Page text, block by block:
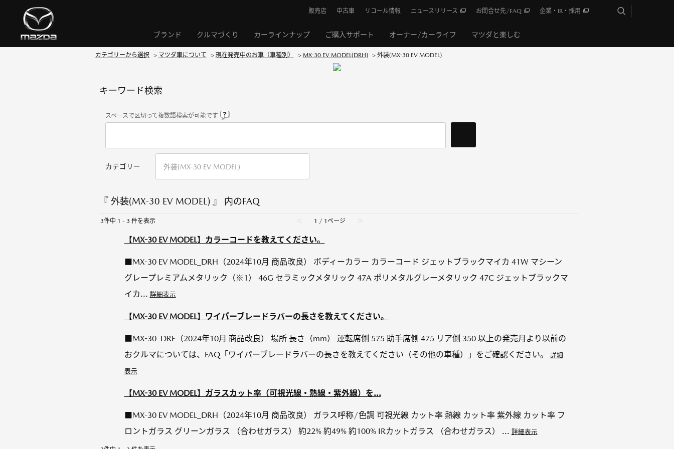
ブランド クルマづくり カーラインナップ ご購入サポート オーナー/カーライフ マツダと楽しむ
販売店 中古車 リコール情報 ニュースリリース お問合せ先/FAQ 企業・IR・採用
カテゴリーから選択 > マツダ車について > 現在発売中のお車（車種別） > MX-30 EV MODEL(DRH) > 外装(MX-30 EV MODEL)
キーワード検索
スペースで区切って複数語検索が可能です
カテゴリー
『 外装(MX-30 EV MODEL) 』 内のFAQ
3件中 1 - 3 件を表示 1 / 1ページ
【MX-30 EV MODEL】カラーコードを教えてください。
■MX-30 EV MODEL_DRH（2024年10月 商品改良） ボディーカラー カラーコード ジェットブラックマイカ 41W マシーン
グレープレミアムメタリック（※1） 46G セラミックメタリック 47A ポリメタルグレーメタリック 47C ジェットブラックマ
イカ... 詳細表示
【MX-30 EV MODEL】ワイパーブレードラバーの長さを教えてください。
■MX-30_DRE（2024年10月 商品改良） 場所 長さ（mm） 運転席側 575 助手席側 475 リア側 350 以上の発売月より以前の
おクルマについては、FAQ「ワイパーブレードラバーの長さを教えてください（その他の車種）」をご確認ください。
詳細
表示
【MX-30 EV MODEL】ガラスカット率（可視光線・熱線・紫外線）を...
■MX-30 EV MODEL_DRH（2024年10月 商品改良） ガラス呼称/色調 可視光線 カット率 熱線 カット率 紫外線 カット率 フ
ロントガラス グリーンガラス （合わせガラス） 約22% 約49% 約100% IRカットガラス （合わせガラス） ... 詳細表示